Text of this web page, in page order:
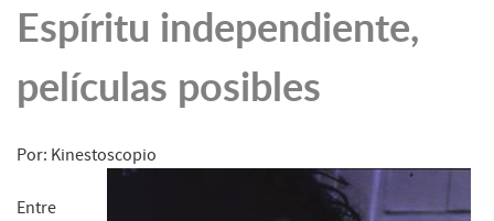
Espíritu independiente,
películas posibles
Por: Kinestoscopio
Entre